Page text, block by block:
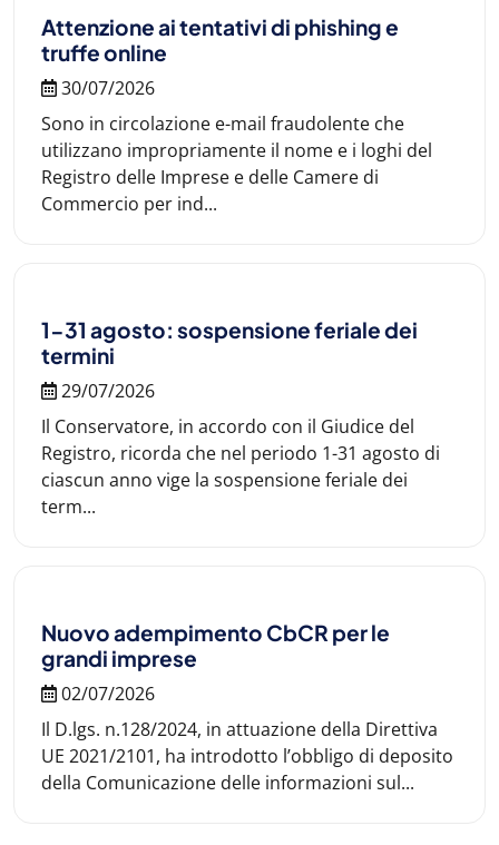
Attenzione ai tentativi di phishing e
truffe online
30/07/2026
Sono in circolazione e-mail fraudolente che
utilizzano impropriamente il nome e i loghi del
Registro delle Imprese e delle Camere di
Commercio per ind...
1-31 agosto: sospensione feriale dei
termini
29/07/2026
Il Conservatore, in accordo con il Giudice del
Registro, ricorda che nel periodo 1-31 agosto di
ciascun anno vige la sospensione feriale dei
term...
Nuovo adempimento CbCR per le
grandi imprese
02/07/2026
Il D.lgs. n.128/2024, in attuazione della Direttiva
UE 2021/2101, ha introdotto l’obbligo di deposito
della Comunicazione delle informazioni sul...